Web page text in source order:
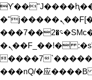
�"j�����ܢ��F[��x� ,�!q�� қ�*]/
���؝�2��7�SMc�s"���ޭ�DQ/�应
�ܢ��F_��!� :�s"��
����7
���nQ/�应����B